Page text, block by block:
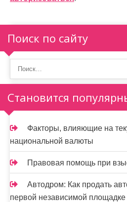
я
п
о
з
а
п
и
с
я
м
Поиск по сайту
Становится
Факторы, влияющие на
национальной валюты
Правовая помощь при
Автодром: Как продать
первой независимой площадке